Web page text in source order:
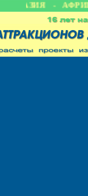
- АЗИЯ -